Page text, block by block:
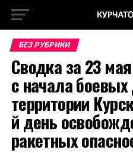
БЕЗ РУБРИКИ
Сводка за 23
с начала
территории
й день
ракетных